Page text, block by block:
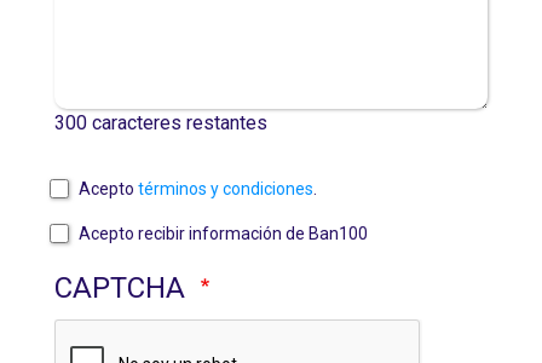
300 caracteres restantes
Acepto términos y condiciones
Acepto recibir información de Ban100
CAPTCHA